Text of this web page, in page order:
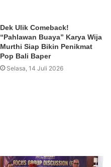
Dek Ulik Comeback!
“Pahlawan Buaya” Karya Wija
Murthi Siap Bikin Penikmat
Pop Bali Baper
Selasa, 14 Juli 2026